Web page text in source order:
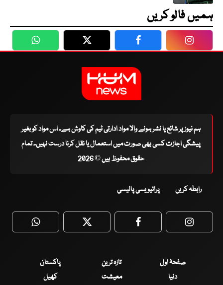
ہمیں فالو کریں
WhatsApp Twitter Facebook
ہم نیوز پر شائع یا نشر ہونے والا مواد ادارتی ٹیم کی کاوش ہے۔ اس مواد کو بغیر
پیشگی اجازت کسی بھی صورت میں استعمال یا نقل کرنا درست نہیں۔ تمام
حقوق محفوظ ہیں © 2026
رابطہ کریں پرائیویسی پالیسی
WhatsApp Twitter Facebook
صفحۂ اول تازہ ترین
پاکستان
دنیا
معیشت کھیل